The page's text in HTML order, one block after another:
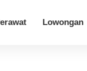
Lowongan